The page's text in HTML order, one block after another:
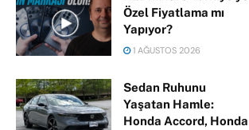
Özel Fiyatlama mı
Yapıyor?
1 AĞUSTOS 2026
Sedan Ruhunu
Yaşatan Hamle:
Honda Accord, Honda